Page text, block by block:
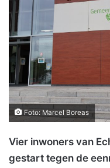
Foto: Marcel Boreas
Vier inwoners van
gestart tegen de